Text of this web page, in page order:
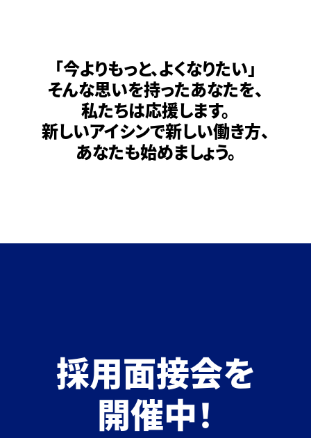
「今よりもっと、よくなりたい」
そんな思いを持ったあなたを、
私たちは応援します。
新しいアイシンで新しい働き方、
あなたも始めましょう。
採用面接会を
開催中！